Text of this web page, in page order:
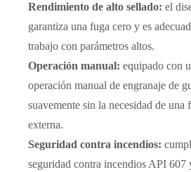
Rendimiento de alto sellado: el
garantiza una fuga cero y es
trabajo con parámetros altos.
Operación manual: equipado con
operación manual de engranaje de
suavemente sin la necesidad de una
externa.
Seguridad contra incendios:
seguridad contra incendios API 607